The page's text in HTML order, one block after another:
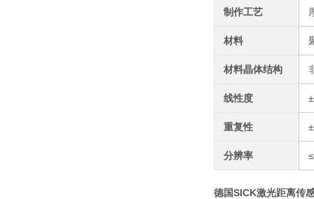
制作工艺
材料
材料晶体结构
线性度
重复性
分辨率
德国SICK激光距离传